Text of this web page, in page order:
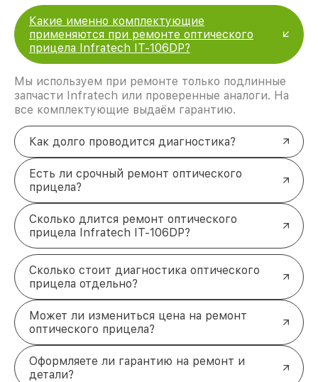
Какие именно комплектующие
применяются при ремонте оптического
прицела Infratech IT-106DP?
Мы используем при ремонте только подлинные
запчасти Infratech или проверенные аналоги. На
все комплектующие выдаём гарантию.
Как долго проводится диагностика?
Есть ли срочный ремонт оптического
прицела?
Сколько длится ремонт оптического
прицела Infratech IT-106DP?
Сколько стоит диагностика оптического
прицела отдельно?
Может ли измениться цена на ремонт
оптического прицела?
Оформляете ли гарантию на ремонт и
детали?